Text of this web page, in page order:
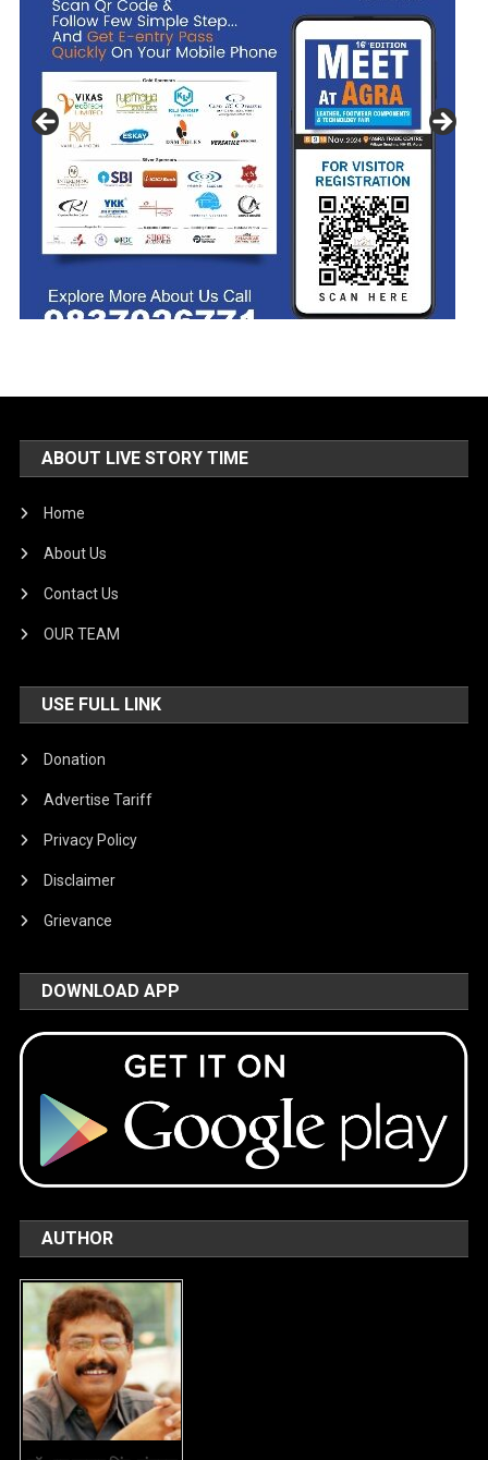
ABOUT LIVE STORY TIME
Home
About Us
Contact Us
OUR TEAM
USE FULL LINK
Donation
Advertise Tariff
Privacy Policy
Disclaimer
Grievance
DOWNLOAD APP
AUTHOR